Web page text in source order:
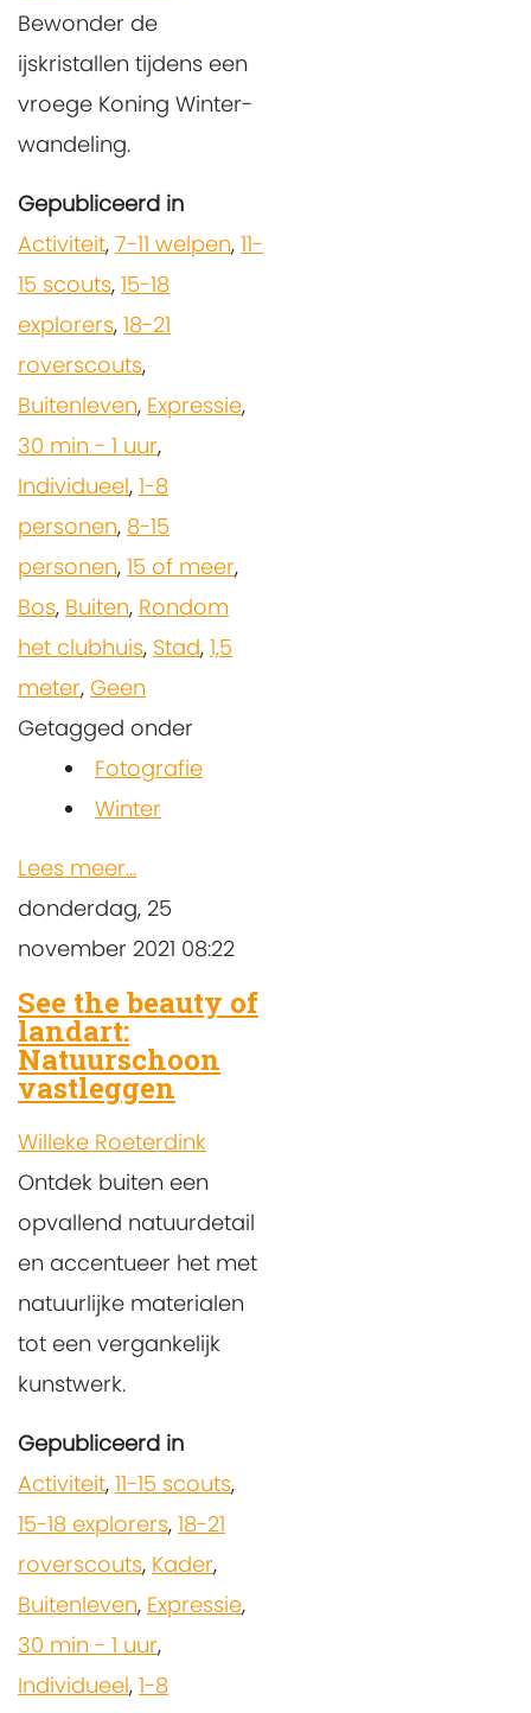
Bewonder de
ijskristallen tijdens een
vroege Koning Winter-
wandeling.
Gepubliceerd in
Activiteit, 7-11 welpen, 11-
15 scouts, 15-18
explorers, 18-21
roverscouts,
Buitenleven, Expressie,
30 min - 1 uur,
Individueel, 1-8
personen, 8-15
personen, 15 of meer,
Bos, Buiten, Rondom
het clubhuis, Stad, 1,5
meter, Geen
Getagged onder
Fotografie
Winter
Lees meer...
donderdag, 25
november 2021 08:22
See the beauty of
landart:
Natuurschoon
vastleggen
Willeke Roeterdink
Ontdek buiten een
opvallend natuurdetail
en accentueer het met
natuurlijke materialen
tot een vergankelijk
kunstwerk.
Gepubliceerd in
Activiteit, 11-15 scouts,
15-18 explorers, 18-21
roverscouts, Kader,
Buitenleven, Expressie,
30 min - 1 uur,
Individueel, 1-8